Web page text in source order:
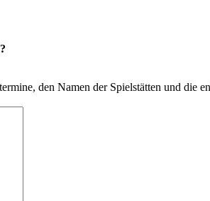
den Namen der Spielstätten und die